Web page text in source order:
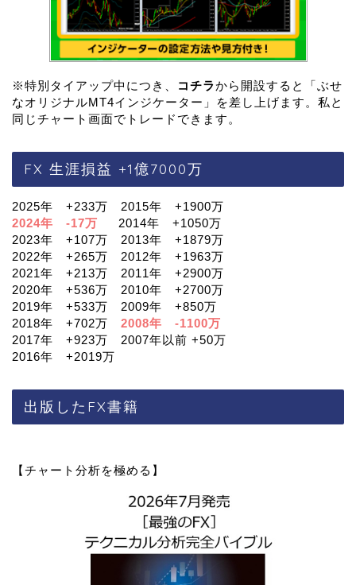
※特別タイアップ中につき、 コチラから開設すると「ぶせ
なオリジナルMT4インジケーター」を差し上げます。私と
同じチャート画面でトレードできます。
FX 生涯損益 +1億7000万
2025年 +233万 2015年 +1900万
2024年 -17万
2014年 +1050万
2023年 +107万 2013年 +1879万
2022年 +265万 2012年 +1963万
2021年 +213万 2011年 +2900万
2020年 +536万 2010年 +2700万
2019年 +533万 2009年 +850万
2018年 +702万 2008年 -1100万
2017年 +923万 2007年以前 +50万
2016年 +2019万
出版したFX書籍
【チャート分析を極める】